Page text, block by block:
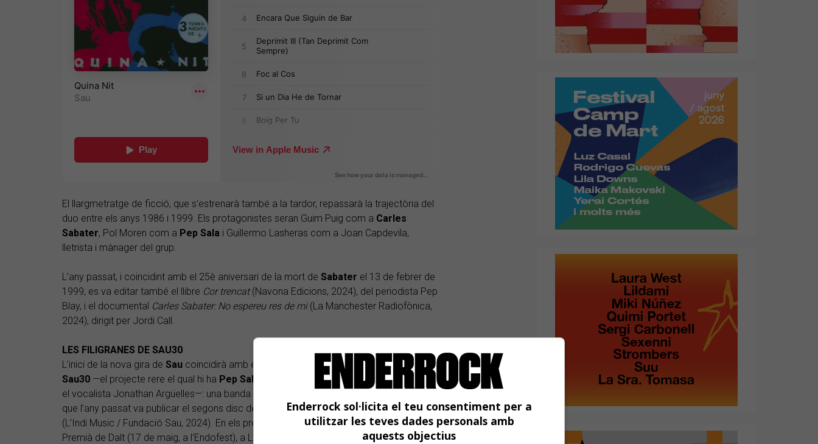
El llargmetratge de ficció, que s’estrenarà també a la tardor, repassarà la trajectòria del
duo entre els anys 1986 i 1999. Els protagonistes seran Guim Puig com a Carles
Sabater, Pol Moren com a Pep Sala i Guillermo Lasheras com a Joan Capdevila,
lletrista i mànager del grup.
L’any passat, i coincidint amb el 25è aniversari de la mort de Sabater el 13 de febrer de
1999, es va editar també el llibre Cor trencat(Navona Edicions, 2024), del periodista Pep
Blay, i el documental Carles Sabater: No espereu res de mi(La Manchester Radiofònica,
2024), dirigit per Jordi Call.
LES FILIGRANES DE SAU30
L’inici de la nova gira de Sau coincidirà amb el final del tour que està fent actualment
Sau30 —el projecte rere el qual hi ha Pep Sala
i els músics de la formació històrica amb
el vocalista Jonathan Argüelles—: una banda que va néixer per commemorar el grup i
que l’any passat va publicar el segons disc de cançons pròpiesFiligranes en estèreo
(L’Indi Music / Fundació Sau, 2024). En els pròxims mesos, presentaran el treball a
Premià de Dalt (17 de maig, a l’Endofest), a L’Aldea (28 de juny, a la sala Mítics Club) i a
Enderrock sol·licita el teu consentiment per a
utilitzar les teves dades personals amb
aquests objectius